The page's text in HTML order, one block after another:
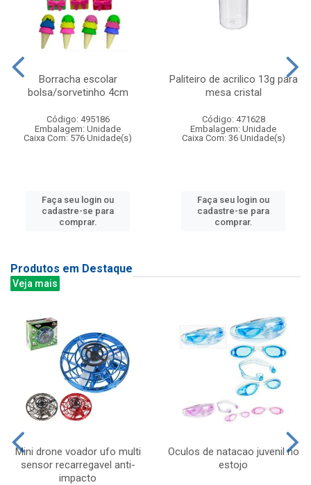
Borracha escolar
bolsa/sorvetinho 4cm
Código: 495186
Embalagem: Unidade
Caixa Com: 576 Unidade(s)
Faça seu login ou
cadastre-se para
comprar.
Paliteiro de acrilico 13g para
mesa cristal
Código: 471628
Embalagem: Unidade
Caixa Com: 36 Unidade(s)
Faça seu login ou
cadastre-se para
comprar.
Produtos em Destaque
Veja mais
Mini drone voador ufo multi
sensor recarregavel anti-
impacto
Oculos de natacao juvenil no
estojo